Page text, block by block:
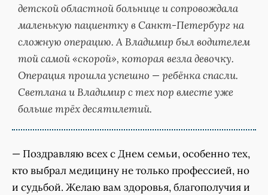
детской областной больнице и сопровождала
маленькую пациентку в Санкт-Петербург на
сложную операцию. А Владимир был водителем
той самой «скорой», которая везла девочку.
Операция прошла успешно — ребёнка спасли.
Светлана и Владимир с тех пор вместе уже
больше трёх десятилетий.
— Поздравляю всех с Днем семьи, особенно тех,
кто выбрал медицину не только профессией, но
и судьбой. Желаю вам здоровья, благополучия и